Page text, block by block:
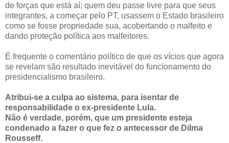
de forças que está aí; quem deu passe livre para que seus
integrantes, a começar pelo PT, usassem o Estado brasileiro
como se fosse propriedade sua, acobertando o malfeito e
dando proteção política aos malfeitores.
É frequente o comentário político de que os vícios que agora
se revelam são resultado inevitável do funcionamento do
presidencialismo brasileiro.
Atribui-se a culpa ao sistema, para isentar de
responsabilidade o ex-presidente Lula.
Não é verdade, porém, que um presidente esteja
condenado a fazer o que fez o antecessor de Dilma
Rousseff.